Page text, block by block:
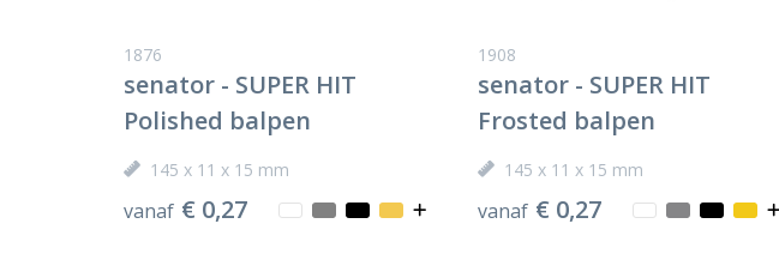
1876
senator - SUPER HIT
Polished balpen
145 x 11 x 15 mm
vanaf € 0,27
1908
senator - SUPER HIT
Frosted balpen
145 x 11 x 15 mm
vanaf € 0,27